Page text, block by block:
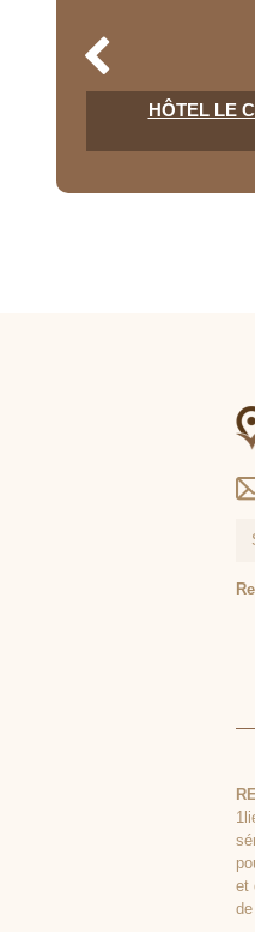
HÔTEL LE
et